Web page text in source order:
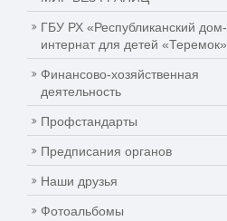
ГБУ РХ «Республиканский дом-
интернат для детей «Теремок»
Финансово-хозяйственная
деятельность
Профстандарты
Предписания органов
Наши друзья
Фотоальбомы